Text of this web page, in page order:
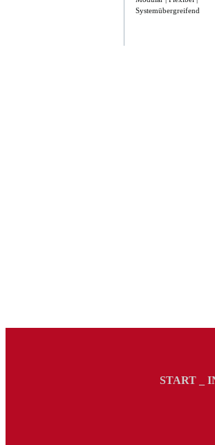
Systemübergreifend
START_